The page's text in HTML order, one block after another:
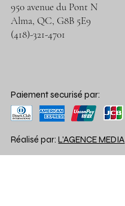
950 avenue du Pont N
Alma, QC, G8B 5E9
(418)-321-4701
Paiement securisé par:
Réalisé par:L'AGENCE MEDIA